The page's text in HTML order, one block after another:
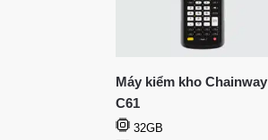
Máy kiểm kho Chainway
C61
32GB